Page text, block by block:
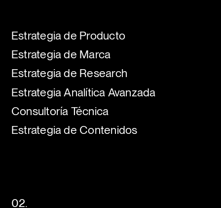
Estrategia de Producto
Estrategia de Marca
Estrategia de Research
Estrategia Analítica Avanzada
Consultoría Técnica
Estrategia de Contenidos
02.